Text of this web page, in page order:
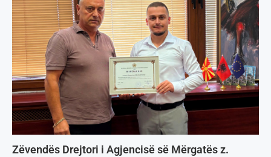
Zëvendës Drejtori i Agjencisë së Mërgatës z.